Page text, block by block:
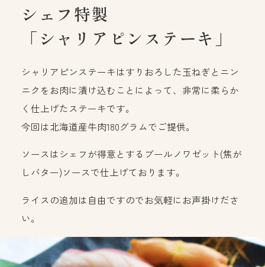
シェフ特製
「シャリアピンステーキ」
シャリアピンステーキはすりおろした玉ねぎとニン
ニクをお肉に漬け込むことによって、非常に柔らか
く仕上げたステーキです。
今回は北海道産牛肉180グラムでご提供。
ソースはシェフが得意とするブールノワゼット(焦が
しバター)ソースで仕上げております。
ライスの追加は自由ですのでお気軽にお声掛けださ
い。